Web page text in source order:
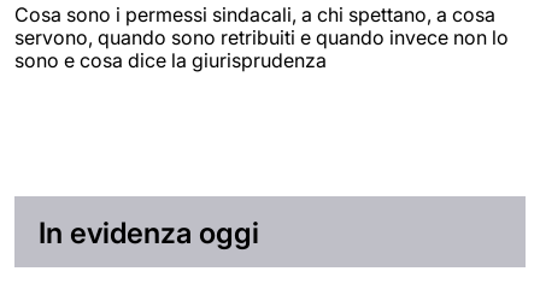
Cosa sono i permessi sindacali, a chi spettano, a cosa
servono, quando sono retribuiti e quando invece non lo
sono e cosa dice la giurisprudenza
In evidenza oggi